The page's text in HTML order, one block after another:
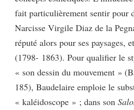
fait particulièrement sentir pour
Narcisse Virgile Diaz de la
réputé alors pour ses paysages,
(1798- 1863). Pour qualifier le
« son dessin du mouvement »
185), Baudelaire emploie le
« kaléidoscope » ; dans son